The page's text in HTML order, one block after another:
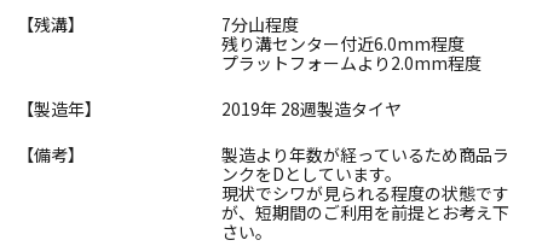
【残溝】
7分山程度
残り溝センター付近6.0mm程度
プラットフォームより2.0mm程度
【製造年】
2019年 28週製造タイヤ
【備考】
製造より年数が経っているため商品ラ
ンクをDとしています。
現状でシワが見られる程度の状態です
が、短期間のご利用を前提とお考え下
さい。